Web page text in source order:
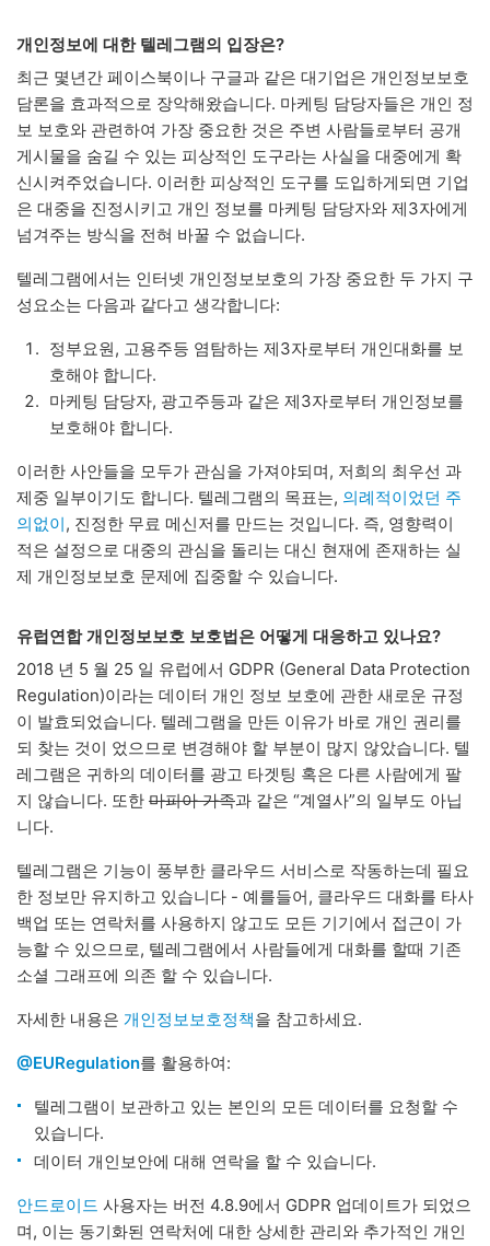
개인정보에 대한 텔레그램의 입장은?
최근 몇년간 페이스북이나 구글과 같은 대기업은 개인정보보호
담론을 효과적으로 장악해왔습니다. 마케팅 담당자들은 개인 정
보 보호와 관련하여 가장 중요한 것은 주변 사람들로부터 공개
게시물을 숨길 수 있는 피상적인 도구라는 사실을 대중에게 확
신시켜주었습니다. 이러한 피상적인 도구를 도입하게되면 기업
은 대중을 진정시키고 개인 정보를 마케팅 담당자와 제3자에게
넘겨주는 방식을 전혀 바꿀 수 없습니다.
텔레그램에서는 인터넷 개인정보보호의 가장 중요한 두 가지 구
성요소는 다음과 같다고 생각합니다:
정부요원, 고용주등 염탐하는 제3자로부터 개인대화를 보
호해야 합니다.
마케팅 담당자, 광고주등과 같은 제3자로부터 개인정보를
보호해야 합니다.
이러한 사안들을 모두가 관심을 가져야되며, 저희의 최우선 과
제중 일부이기도 합니다. 텔레그램의 목표는, 의례적이었던 주
의없이, 진정한 무료 메신저를 만드는 것입니다. 즉, 영향력이
적은 설정으로 대중의 관심을 돌리는 대신 현재에 존재하는 실
제 개인정보보호 문제에 집중할 수 있습니다.
유럽연합 개인정보보호 보호법은 어떻게 대응하고 있나요?
2018 년 5 월 25 일 유럽에서 GDPR (General Data Protection
Regulation)이라는 데이터 개인 정보 보호에 관한 새로운 규정
이 발효되었습니다. 텔레그램을 만든 이유가 바로 개인 권리를
되 찾는 것이 었으므로 변경해야 할 부분이 많지 않았습니다. 텔
레그램은 귀하의 데이터를 광고 타겟팅 혹은 다른 사람에게 팔
지 않습니다. 또한 마피아 가족과 같은 “계열사”의 일부도 아닙
니다.
텔레그램은 기능이 풍부한 클라우드 서비스로 작동하는데 필요
한 정보만 유지하고 있습니다 - 예를들어, 클라우드 대화를 타사
백업 또는 연락처를 사용하지 않고도 모든 기기에서 접근이 가
능할 수 있으므로, 텔레그램에서 사람들에게 대화를 할때 기존
소셜 그래프에 의존 할 수 있습니다.
자세한 내용은 개인정보보호정책을 참고하세요.
@EURegulation를 활용하여:
텔레그램이 보관하고 있는 본인의 모든 데이터를 요청할 수
있습니다.
데이터 개인보안에 대해 연락을 할 수 있습니다.
안드로이드 사용자는 버전 4.8.9에서 GDPR 업데이트가 되었으
며, 이는 동기화된 연락처에 대한 상세한 관리와 추가적인 개인